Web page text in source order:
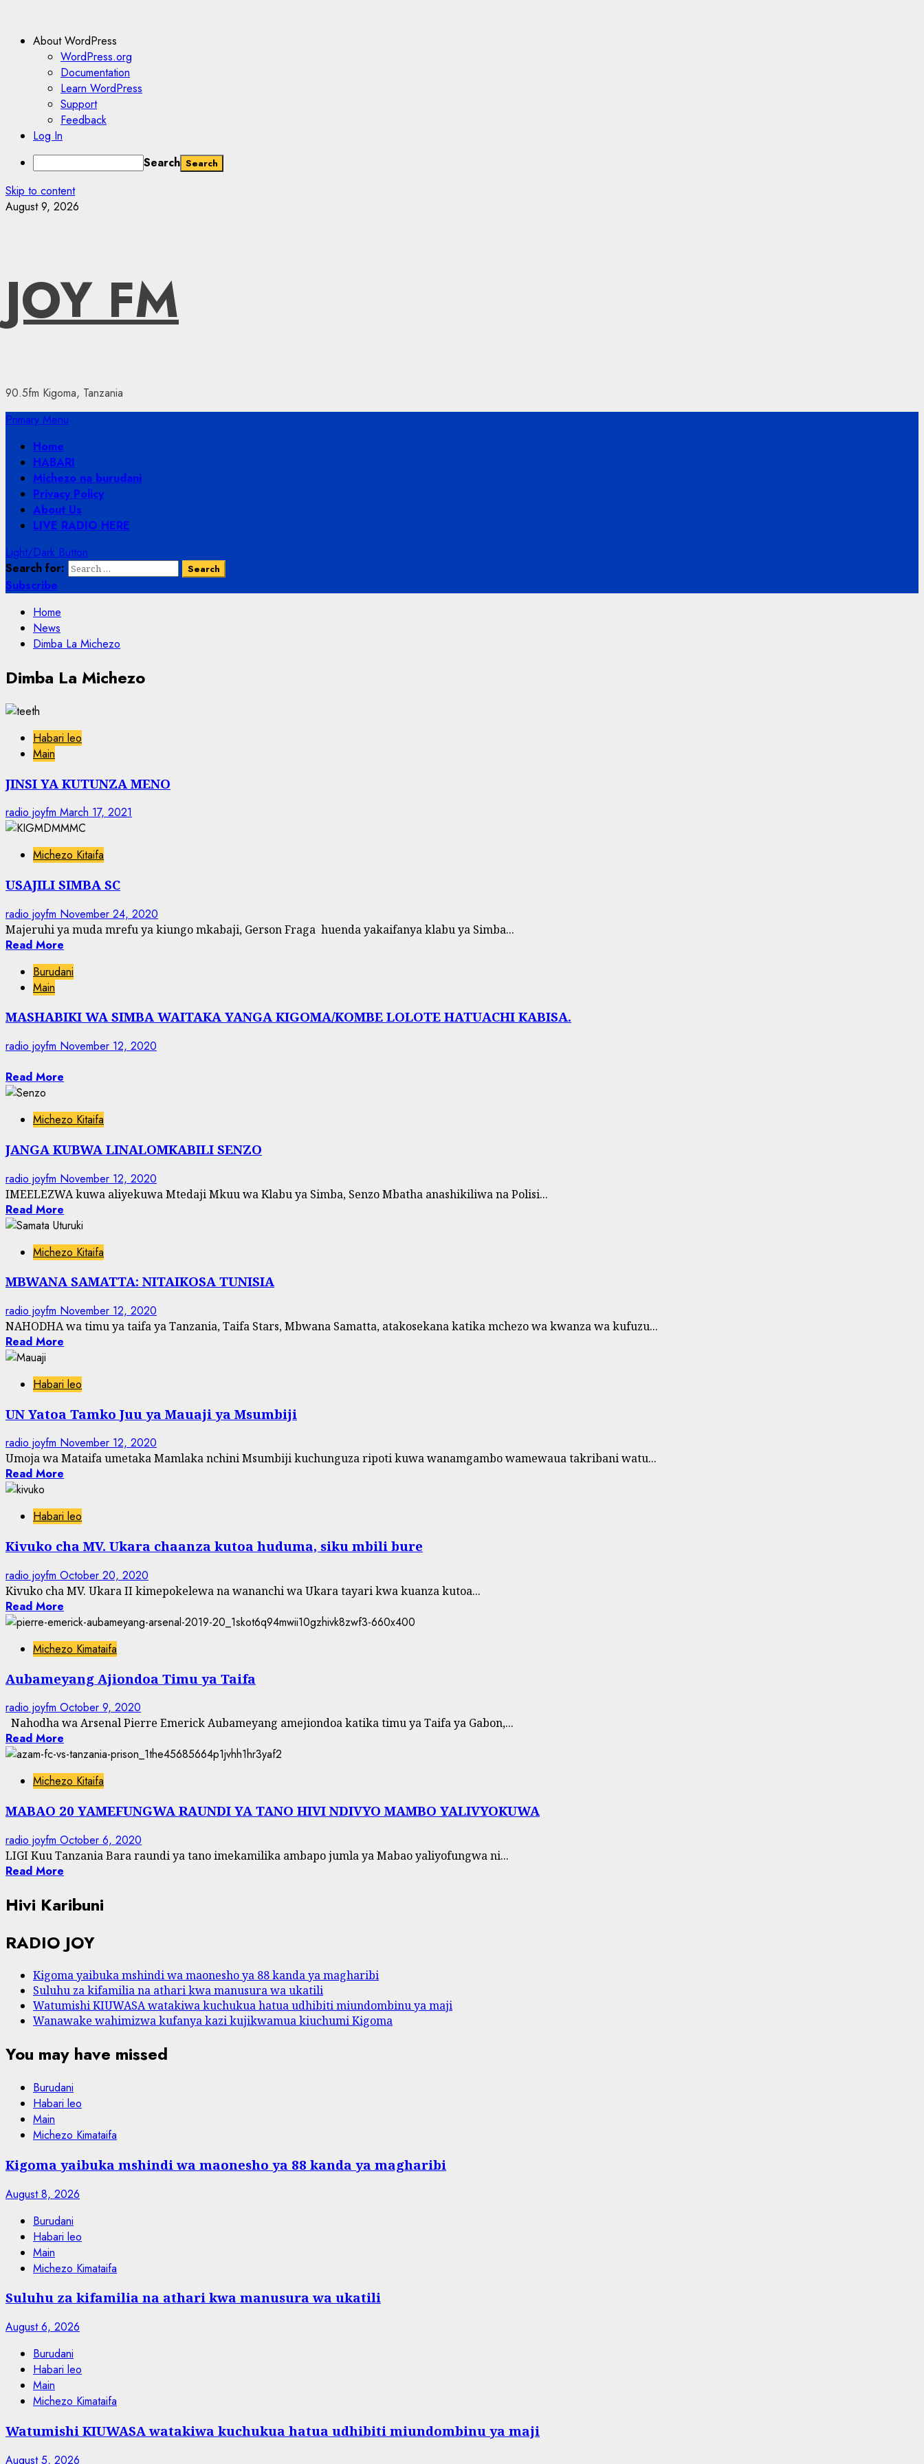
About WordPress
WordPress.org
Documentation
Learn WordPress
Support
Feedback
Log In
Search
Skip to content
August 9, 2026
JOY FM
90.5fm Kigoma, Tanzania
Primary Menu
Home
HABARI
Michezo na burudani
Privacy Policy
About Us
LIVE RADIO HERE
Light/Dark Button
Search for:
Subscribe
Home
News
Dimba La Michezo
Dimba La Michezo
Habari leo
Main
JINSI YA KUTUNZA MENO
radio joyfm March 17, 2021
Michezo Kitaifa
USAJILI SIMBA SC
radio joyfm November 24, 2020
Majeruhi ya muda mrefu ya kiungo mkabaji, Gerson Fraga huenda yakaifanya klabu ya Simba...
Read More
Burudani
Main
MASHABIKI WA SIMBA WAITAKA YANGA KIGOMA/KOMBE LOLOTE HATUACHI KABISA.
radio joyfm November 12, 2020
Read More
Michezo Kitaifa
JANGA KUBWA LINALOMKABILI SENZO
radio joyfm November 12, 2020
IMEELEZWA kuwa aliyekuwa Mtedaji Mkuu wa Klabu ya Simba, Senzo Mbatha anashikiliwa na Polisi...
Read More
Michezo Kitaifa
MBWANA SAMATTA: NITAIKOSA TUNISIA
radio joyfm November 12, 2020
NAHODHA wa timu ya taifa ya Tanzania, Taifa Stars, Mbwana Samatta, atakosekana katika mchezo wa kwanza wa kufuzu...
Read More
Habari leo
UN Yatoa Tamko Juu ya Mauaji ya Msumbiji
radio joyfm November 12, 2020
Umoja wa Mataifa umetaka Mamlaka nchini Msumbiji kuchunguza ripoti kuwa wanamgambo wamewaua takribani watu...
Read More
Habari leo
Kivuko cha MV. Ukara chaanza kutoa huduma, siku mbili bure
radio joyfm October 20, 2020
Kivuko cha MV. Ukara II kimepokelewa na wananchi wa Ukara tayari kwa kuanza kutoa...
Read More
Michezo Kimataifa
Aubameyang Ajiondoa Timu ya Taifa
radio joyfm October 9, 2020
Nahodha wa Arsenal Pierre Emerick Aubameyang amejiondoa katika timu ya Taifa ya Gabon,...
Read More
Michezo Kitaifa
MABAO 20 YAMEFUNGWA RAUNDI YA TANO HIVI NDIVYO MAMBO YALIVYOKUWA
radio joyfm October 6, 2020
LIGI Kuu Tanzania Bara raundi ya tano imekamilika ambapo jumla ya Mabao yaliyofungwa ni...
Read More
Hivi Karibuni
RADIO JOY
Kigoma yaibuka mshindi wa maonesho ya 88 kanda ya magharibi
Suluhu za kifamilia na athari kwa manusura wa ukatili
Watumishi KIUWASA watakiwa kuchukua hatua udhibiti miundombinu ya maji
Wanawake wahimizwa kufanya kazi kujikwamua kiuchumi Kigoma
You may have missed
Burudani
Habari leo
Main
Michezo Kimataifa
Kigoma yaibuka mshindi wa maonesho ya 88 kanda ya magharibi
August 8, 2026
Burudani
Habari leo
Main
Michezo Kimataifa
Suluhu za kifamilia na athari kwa manusura wa ukatili
August 6, 2026
Burudani
Habari leo
Main
Michezo Kimataifa
Watumishi KIUWASA watakiwa kuchukua hatua udhibiti miundombinu ya maji
August 5, 2026